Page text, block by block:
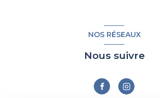
NOS RÉSEAUX
Nous suivre